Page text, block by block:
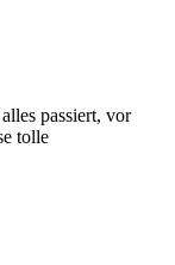
passiert, vor
tolle